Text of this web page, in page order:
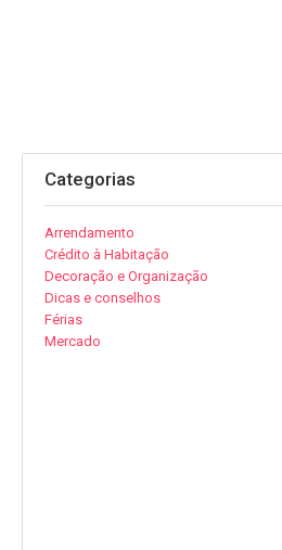
Categorias
Arrendamento
Crédito à Habitação
Decoração e Organização
Dicas e conselhos
Férias
Mercado